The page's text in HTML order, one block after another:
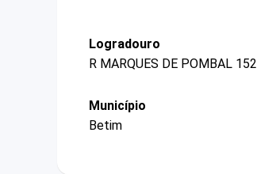
Logradouro
R MARQUES DE POMBAL 152
Município
Betim